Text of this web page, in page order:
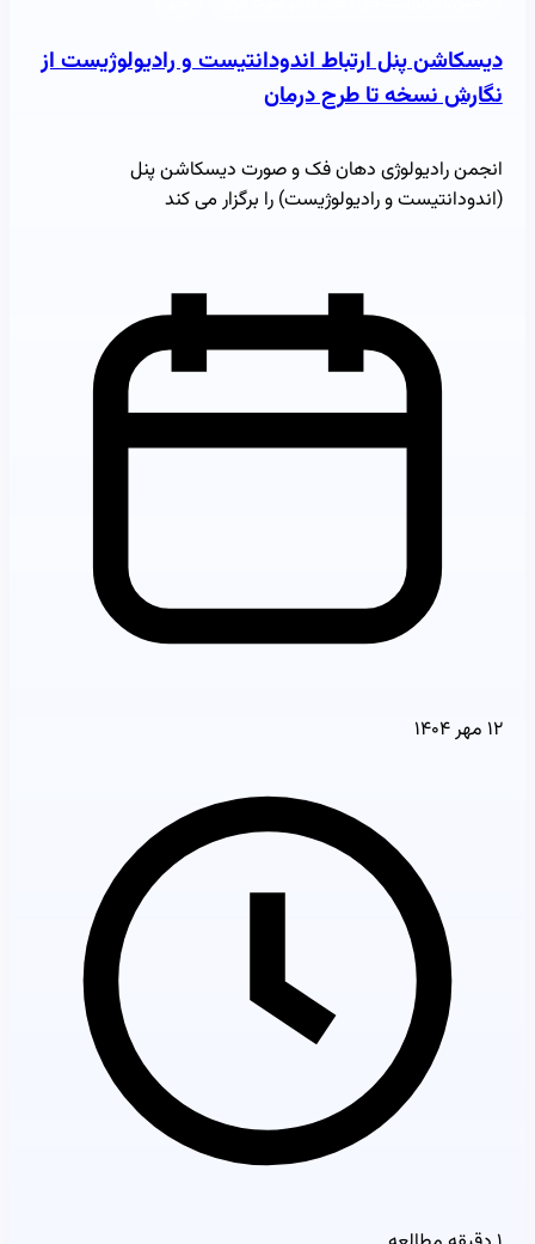
دیسکاشن پنل ارتباط اندودانتیست و رادیولوژیست از
نگارش نسخه تا طرح درمان
انجمن رادیولوژی دهان فک و صورت دیسکاشن پنل
(اندودانتیست و رادیولوژیست) را برگزار می کند
۱۲ مهر ۱۴۰۴